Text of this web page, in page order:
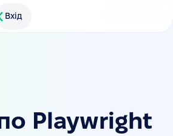
Вхід
Playwright